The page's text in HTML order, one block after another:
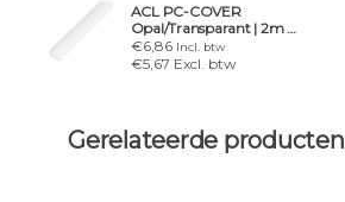
ACL PC-COVER
Opal/Transparant | 2m –
LED profiel afdekking
€6,86 Incl. btw
€5,67 Excl. btw
Gerelateerde producten